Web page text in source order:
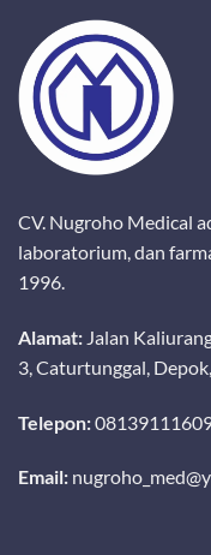
CV. Nugroho Medical
laboratorium, dan
1996.
Alamat: Jalan
3, Caturtunggal,
Telepon:
Email: